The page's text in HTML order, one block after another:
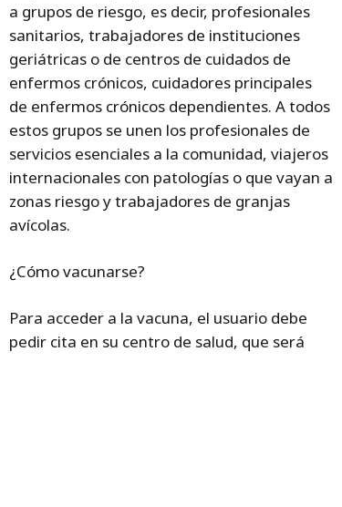
a grupos de riesgo, es decir, profesionales
sanitarios, trabajadores de instituciones
geriátricas o de centros de cuidados de
enfermos crónicos, cuidadores principales
de enfermos crónicos dependientes. A todos
estos grupos se unen los profesionales de
servicios esenciales a la comunidad, viajeros
internacionales con patologías o que vayan a
zonas riesgo y trabajadores de granjas
avícolas.
¿Cómo vacunarse?
Para acceder a la vacuna, el usuario debe
pedir cita en su centro de salud, que será